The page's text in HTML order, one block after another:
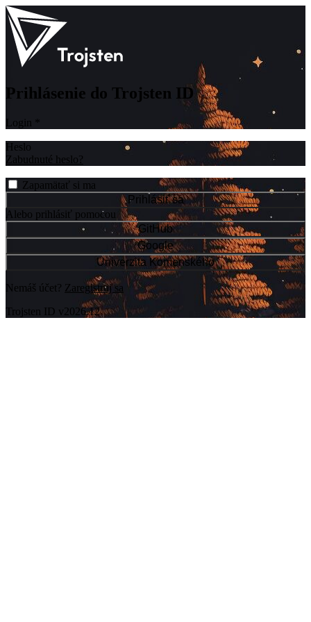
Prihlásenie do Trojsten ID
Login
Heslo
Zabudnuté heslo?
Zapamätať si ma
Prihlásiť sa
Alebo prihlásiť pomocou
GitHub
Google
Univerzita Komenského
Nemáš účet? Zaregistruj sa
Trojsten ID v2026.12